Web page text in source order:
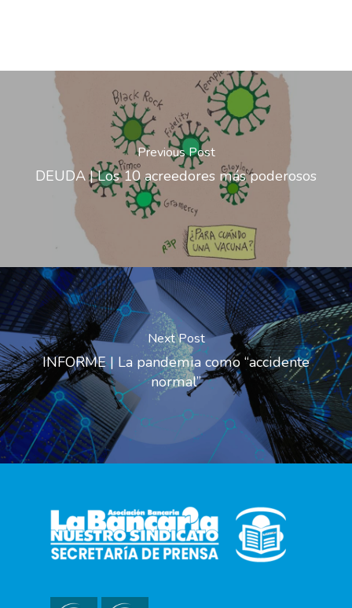
Previous Post
DEUDA | Los 10 acreedores más poderosos
Next Post
INFORME | La pandemia como “accidente
normal”